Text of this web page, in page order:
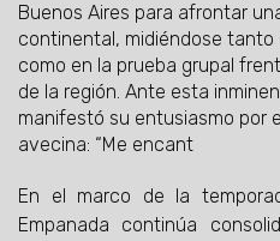
Buenos Aires para afrontar
continental, midiéndose tanto
como en la prueba grupal
de la región. Ante esta
manifestó su entusiasmo por
avecina: “Me encant
En el marco de la
Empanada continúa